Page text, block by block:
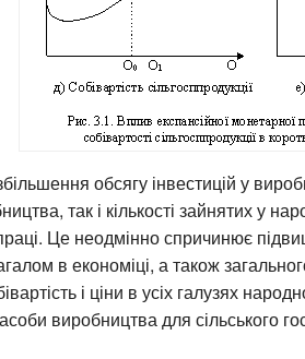
обсягу інвестицій у
так і кількості зайнятих у
Це неодмінно спричинює
в економіці, а також
і ціни в усіх галузях
виробництва для сільського